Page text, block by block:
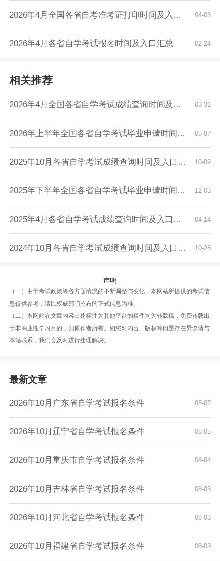
04-03
2026年4月全国各省自考准考证打印时间及入口汇...
02-24
2026年4月各省自学考试报名时间及入口汇总
相关推荐
03-31
2026年4月全国各省自学考试成绩查询时间及入口...
05-07
2026年上半年全国各省自学考试毕业申请时间及入...
10-09
2025年10月各省自学考试成绩查询时间及入口汇总
12-03
2025年下半年全国各省自学考试毕业申请时间及入...
04-14
2025年4月各省自学考试成绩查询时间及入口汇总
10-28
2024年10月各省自学考试成绩查询时间及入口汇总
- 声明 -
（一）由于考试政策等各方面情况的不断调整与变化，本网站所提供的考试信
息仅供参考，请以权威部门公布的正式信息为准。
（二）本网站在文章内容出处标注为其他平台的稿件均为转载稿，免费转载出
于非商业性学习目的，归原作者所有。如您对内容、版权等问题存在异议请与
本站联系，我们会及时进行处理解决。
最新文章
08-07
2026年10月广东省自学考试报名条件
08-05
2026年10月辽宁省自学考试报名条件
08-04
2026年10月重庆市自学考试报名条件
08-03
2026年10月吉林省自学考试报名条件
08-03
2026年10月河北省自学考试报名条件
08-03
2026年10月福建省自学考试报名条件